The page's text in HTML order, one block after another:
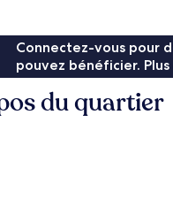
Connectez-vous pour
pouvez bénéficier.
du quartier